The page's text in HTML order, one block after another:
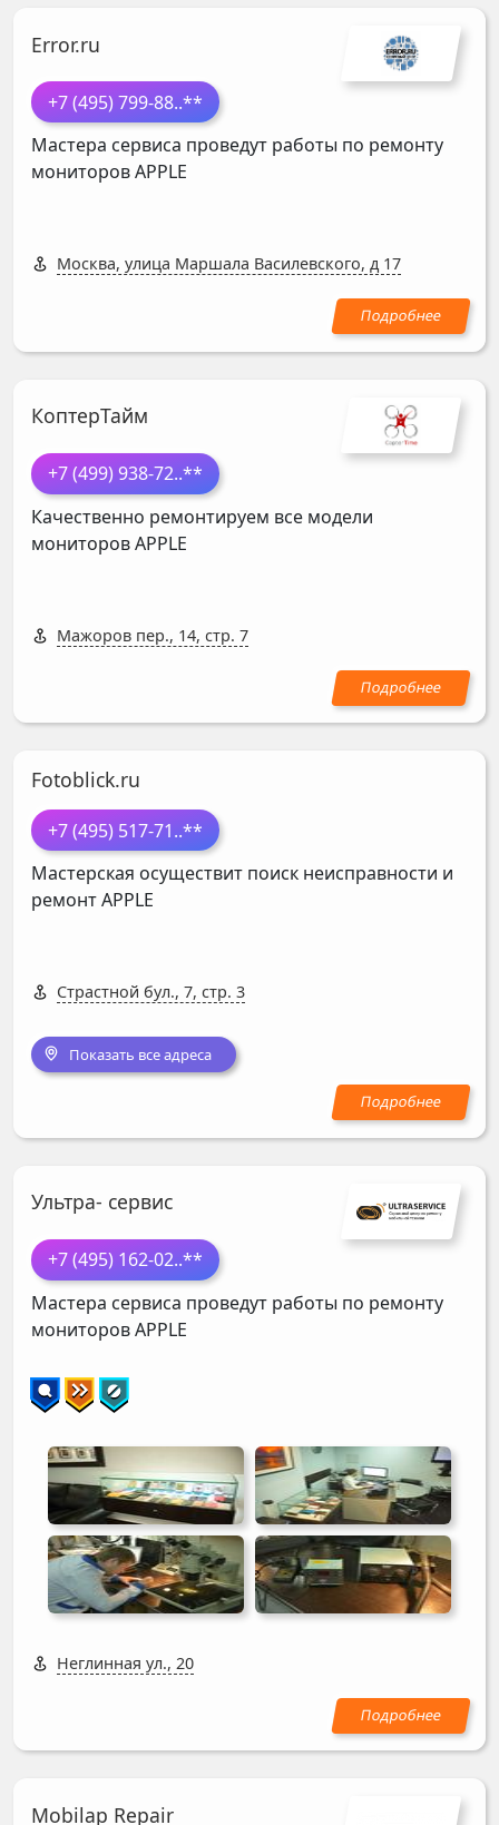
Error.ru
+7 (495) 799-88..**
Мастера сервиса проведут работы по ремонту
мониторовAPPLE
Москва, улица Маршала Василевского, д 17
КоптерТайм
+7 (499) 938-72..**
Качественно ремонтируем все модели
мониторовAPPLE
Мажоров пер., 14, стр. 7
Fotoblick.ru
+7 (495) 517-71..**
Мастерская осуществит поиск неисправности и
ремонтAPPLE
Страстной бул., 7, стр. 3
Показать все адреса
Ультра- сервис
+7 (495) 162-02..**
Мастера сервиса проведут работы по ремонту
мониторовAPPLE
Неглинная ул., 20
Mobilap Repair